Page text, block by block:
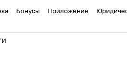
Бонусы Приложение